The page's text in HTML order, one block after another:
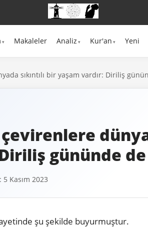
Makaleler Analiz Kur'an Yeni
sıkıntılı bir yaşam vardır: Diriliş
gününde
Kasım 2023
şu şekilde buyurmuştur.